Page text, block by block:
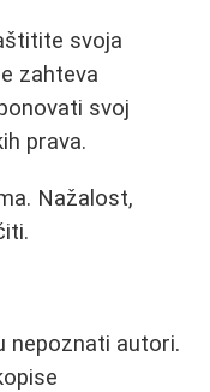
svoja
zahteva
svoj
prava.
Nažalost,
nepoznati autori.